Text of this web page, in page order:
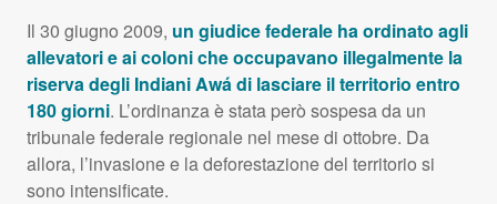
Il 30 giugno 2009, un giudice federale ha ordinato agli
allevatori e ai coloni che occupavano illegalmente la
riserva degli Indiani Awá di lasciare il territorio entro
180 giorni. L’ordinanza è stata però sospesa da un
tribunale federale regionale nel mese di ottobre. Da
allora, l’invasione e la deforestazione del territorio si
sono intensificate.